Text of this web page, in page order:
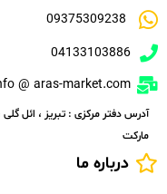
09375309238
04133103886
@ aras-market.com
آدرس دفتر مرکزی : تبریز ، ائل
مارکت
درباره ما